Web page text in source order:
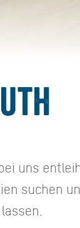
uns
suchen